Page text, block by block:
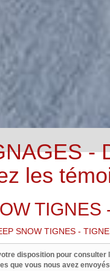
-
les
TIGNES
SNOW TIGNES -
disposition pour consulter
que vous nous avez